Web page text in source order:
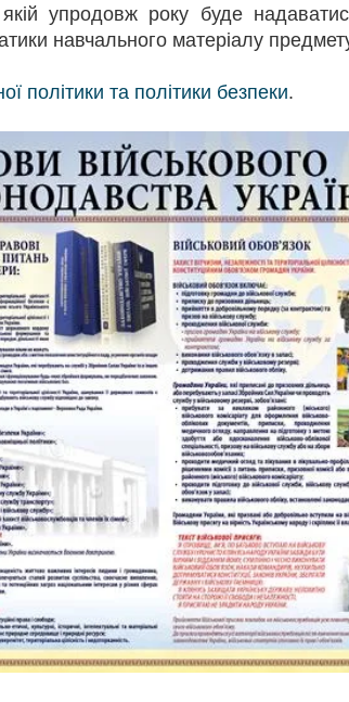
упродовж року буде
навчального матеріалу
політики та політики безпеки.